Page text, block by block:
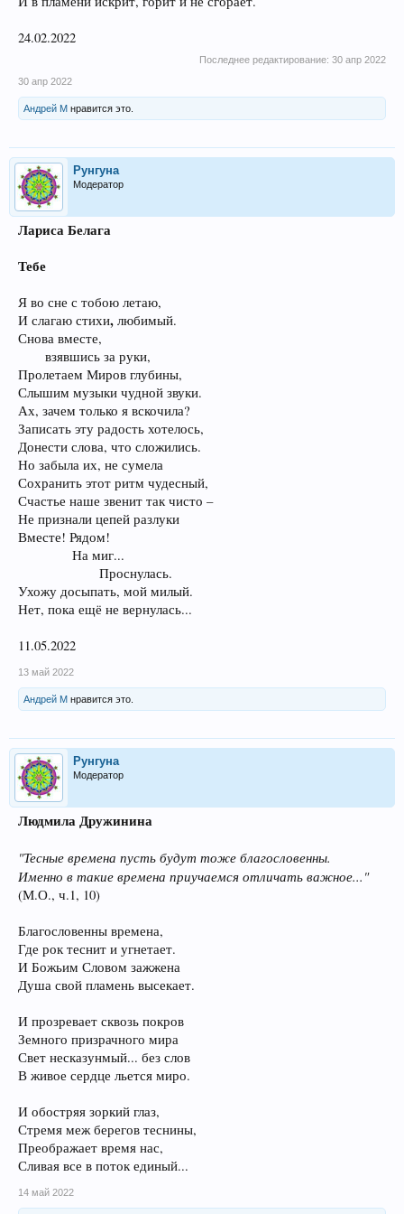
24.02.2022
Последнее редактирование: 30 апр 2022
30 апр 2022
Андрей М нравится это.
Рунгуна
Модератор
Лариса Белага
Тебе
Я во сне с тобою летаю,
И слагаю стихи, любимый.
Снова вместе,
взявшись за руки,​
Пролетаем Миров глубины,
Слышим музыки чудной звуки.
Ах, зачем только я вскочила?
Записать эту радость хотелось,
Донести слова, что сложились.
Но забыла их, не сумела
Сохранить этот ритм чудесный,
Счастье наше звенит так чисто –
Не признали цепей разлуки
Вместе! Рядом!
На миг...
Проснулась.​
Ухожу досыпать, мой милый.
Нет, пока ещё не вернулась...
11.05.2022
13 май 2022
Андрей М нравится это.
Рунгуна
Модератор
Людмила Дружинина
"Тесные времена пусть будут тоже благословенны.
Именно в такие времена приучаемся отличать важное..."
(М.О., ч.1, 10)
Благословенны времена,
Где рок теснит и угнетает.
И Божьим Словом зажжена
Душа свой пламень высекает.
И прозревает сквозь покров
Земного призрачного мира
Свет несказунмый... без слов
В живое сердце льется миро.
И обостряя зоркий глаз,
Стремя меж берегов теснины,
Преображает время нас,
Сливая все в поток единый...
14 май 2022